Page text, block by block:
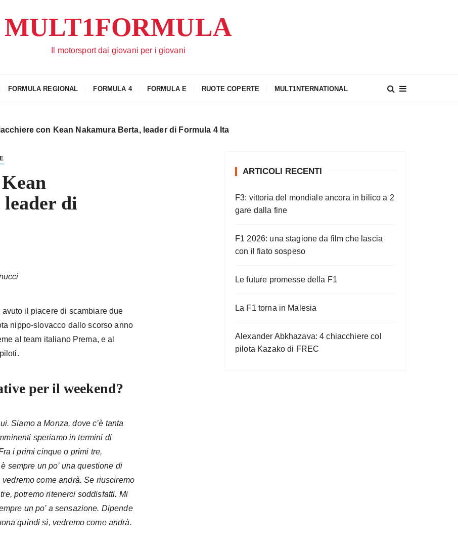
MULT1FORMULA
Il motorsport dai giovani per i giovani
FORMULA REGIONAL FORMULA 4 FORMULA E RUOTE COPERTE MULT1NTERNATIONAL
con Kean Nakamura Berta, leader di Formula 4 Ita
di
il piacere di scambiare due
nippo-slovacco dallo scorso anno
al team italiano Prema, e al
per il weekend?
Siamo a Monza, dove c’è tanta
speriamo in termini di
i primi cinque o primi tre,
sempre un po’ una questione di
come andrà. Se riusciremo
potremo ritenerci soddisfatti. Mi
un po’ a sensazione. Dipende
quindi sì, vedremo come andrà.
ARTICOLI RECENTI
F3: vittoria del mondiale ancora in bilico a 2
gare dalla fine
F1 2026: una stagione da film che lascia
con il fiato sospeso
Le future promesse della F1
La F1 torna in Malesia
Alexander Abkhazava: 4 chiacchiere col
pilota Kazako di FREC